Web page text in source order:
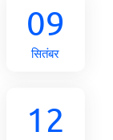
09
सितंबर
12